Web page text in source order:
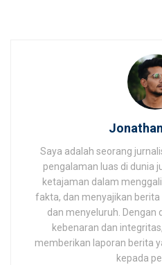
Saya adalah seorang
pengalaman luas di dunia
ketajaman dalam
fakta, dan menyajikan
dan menyeluruh. Dengan
kebenaran dan
memberikan laporan berita
kepada